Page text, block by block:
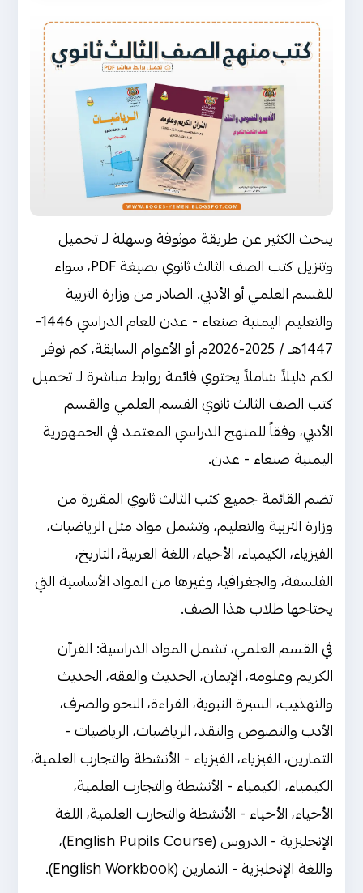
يبحث الكثير عن طريقة موثوقة وسهلة لـ تحميل
وتنزيل كتب الصف الثالث ثانوي بصيغة PDF، سواء
للقسم العلمي أو الأدبي. الصادر من وزارة التربية
والتعليم اليمنية صنعاء - عدن للعام الدراسي 1446-
1447هـ / 2025-2026م أو الأعوام السابقة، كم نوفر
لكم دليلاً شاملاً يحتوي قائمة روابط مباشرة لـ تحميل
كتب الصف الثالث ثانوي القسم العلمي والقسم
الأدبي، وفقاً للمنهج الدراسي المعتمد في الجمهورية
اليمنية صنعاء - عدن.
تضم القائمة جميع كتب الثالث ثانوي المقررة من
وزارة التربية والتعليم، وتشمل مواد مثل الرياضيات،
الفيزياء، الكيمياء، الأحياء، اللغة العربية، التاريخ،
الفلسفة، والجغرافيا، وغيرها من المواد الأساسية التي
يحتاجها طلاب هذا الصف.
في القسم العلمي، تشمل المواد الدراسية: القرآن
الكريم وعلومه، الإيمان، الحديث والفقه، الحديث
والتهذيب، السيرة النبوية، القراءة، النحو والصرف،
الأدب والنصوص والنقد، الرياضيات، الرياضيات -
التمارين، الفيزياء، الفيزياء - الأنشطة والتجارب العلمية،
الكيمياء، الكيمياء - الأنشطة والتجارب العلمية،
الأحياء، الأحياء - الأنشطة والتجارب العلمية، اللغة
الإنجليزية - الدروس (English Pupils Course)،
واللغة الإنجليزية - التمارين (English Workbook).